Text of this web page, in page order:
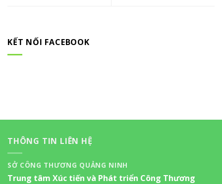
KẾT NỐI FACEBOOK
THÔNG TIN LIÊN HỆ
SỞ CÔNG THƯƠNG QUẢNG NINH
Trung tâm Xúc tiến và Phát triển Công Thương